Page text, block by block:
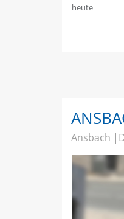
heute
Ansbach